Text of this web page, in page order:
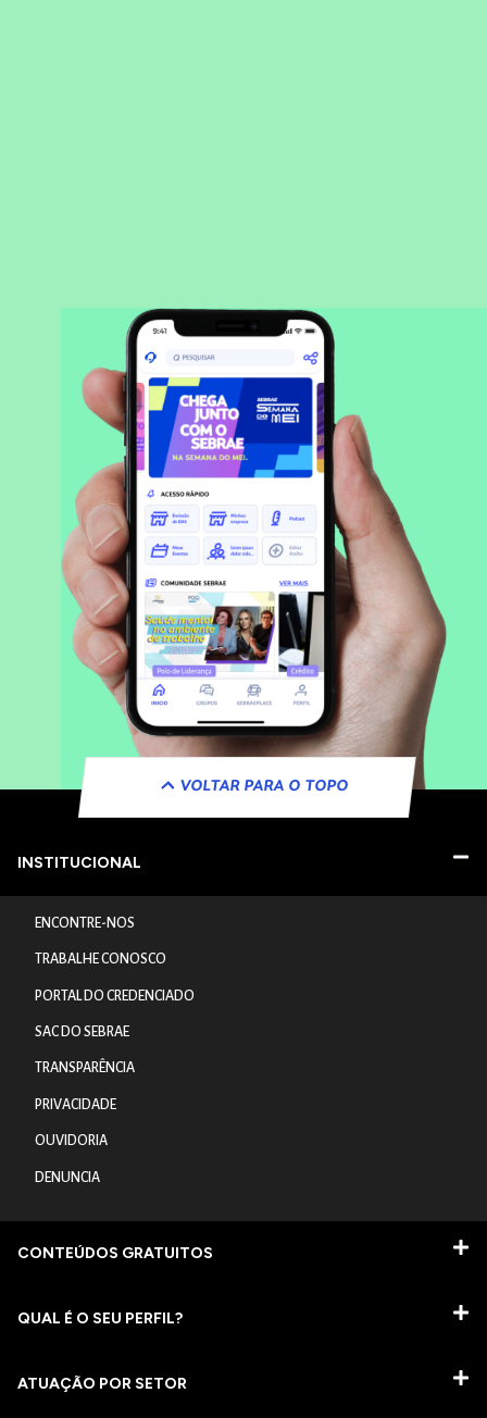
VOLTAR PARA O TOPO
INSTITUCIONAL
ENCONTRE-NOS
TRABALHE CONOSCO
PORTAL DO CREDENCIADO
SAC DO SEBRAE
TRANSPARÊNCIA
PRIVACIDADE
OUVIDORIA
DENUNCIA
CONTEÚDOS GRATUITOS
QUAL É O SEU PERFIL?
ATUAÇÃO POR SETOR